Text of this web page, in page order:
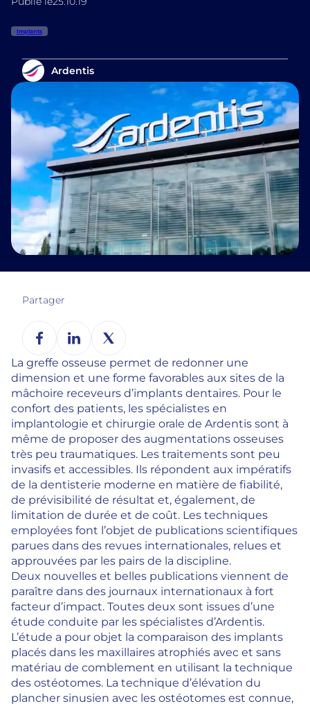
Implants
Ardentis
Partager
La greffe osseuse permet de redonner une
dimension et une forme favorables aux sites de la
mâchoire receveurs d’implants dentaires. Pour le
confort des patients, les spécialistes en
implantologie et chirurgie orale de Ardentis sont à
même de proposer des augmentations osseuses
très peu traumatiques. Les traitements sont peu
invasifs et accessibles. Ils répondent aux impératifs
de la dentisterie moderne en matière de fiabilité,
de prévisibilité de résultat et, également, de
limitation de durée et de coût. Les techniques
employées font l’objet de publications scientifiques
parues dans des revues internationales, relues et
approuvées par les pairs de la discipline.
Deux nouvelles et belles publications viennent de
paraître dans des journaux internationaux à fort
facteur d’impact. Toutes deux sont issues d’une
étude conduite par les spécialistes d’Ardentis.
L’étude a pour objet la comparaison des implants
placés dans les maxillaires atrophiés avec et sans
matériau de comblement en utilisant la technique
des ostéotomes. La technique d’élévation du
plancher sinusien avec les ostéotomes est connue,